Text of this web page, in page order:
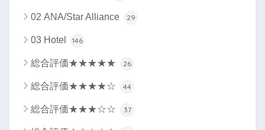
02 ANA/Star Alliance 29
03 Hotel 146
総合評価★★★★★ 26
総合評価★★★★☆ 44
総合評価★★★☆☆ 37